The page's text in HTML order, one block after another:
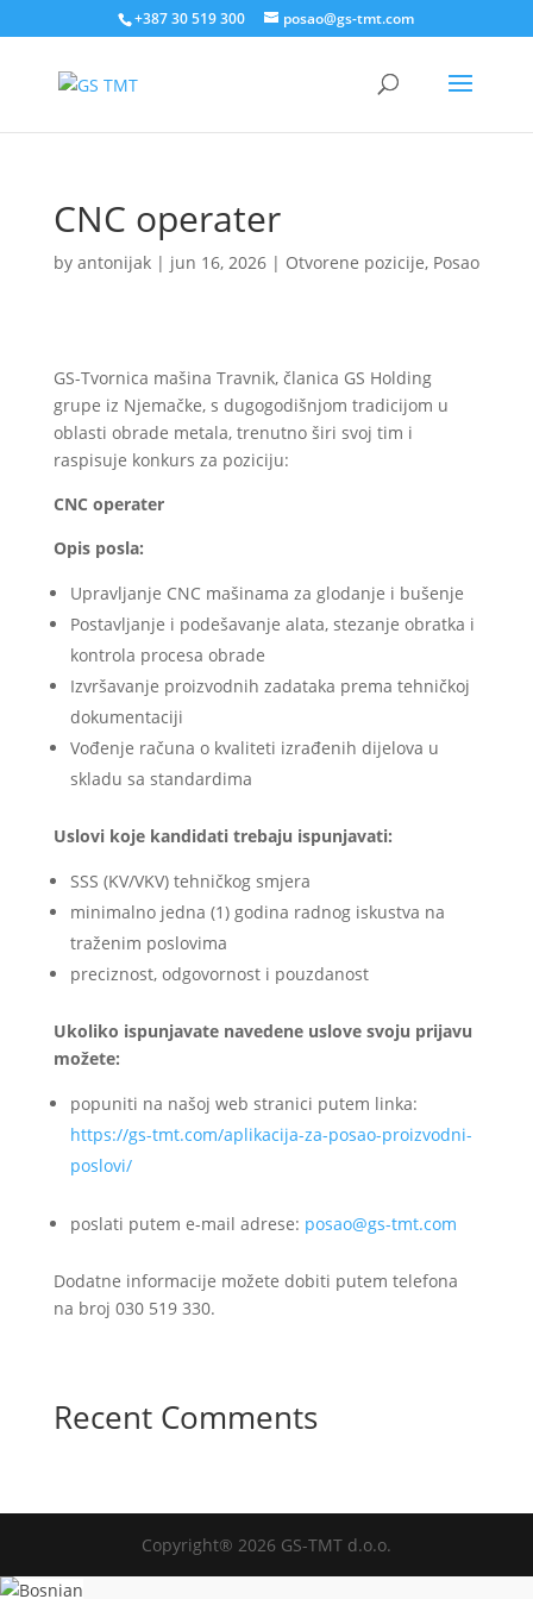
+387 30 519 300 posao@gs-tmt.com
CNC operater
by antonijak| jun 16, 2026| Otvorene pozicije, Posao
GS-Tvornica mašina Travnik, članica GS Holding
grupe iz Njemačke, s dugogodišnjom tradicijom u
oblasti obrade metala, trenutno širi svoj tim i
raspisuje konkurs za poziciju:
CNC operater
Opis posla:
Upravljanje CNC mašinama za glodanje i bušenje
Postavljanje i podešavanje alata, stezanje obratka i
kontrola procesa obrade
Izvršavanje proizvodnih zadataka prema tehničkoj
dokumentaciji
Vođenje računa o kvaliteti izrađenih dijelova u
skladu sa standardima
Uslovi koje kandidati trebaju ispunjavati:
SSS (KV/VKV) tehničkog smjera
minimalno jedna (1) godina radnog iskustva na
traženim poslovima
preciznost, odgovornost i pouzdanost
Ukoliko ispunjavate navedene uslove svoju prijavu
možete:
popuniti na našoj web stranici putem linka:
https://gs-tmt.com/aplikacija-za-posao-proizvodni-
poslovi/
poslati putem e-mail adrese: posao@gs-tmt.com
Dodatne informacije možete dobiti putem telefona
na broj 030 519 330.
Recent Comments
Copyright® 2026 GS-TMT d.o.o.